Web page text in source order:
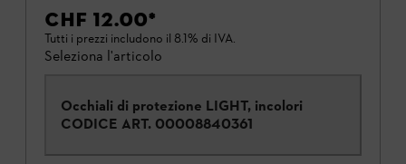
CHF 12.00*
Tutti i prezzi includono il 8.1% di IVA.
Seleziona l'articolo
Occhiali di protezione LIGHT, incolori
CODICE ART. 00008840361